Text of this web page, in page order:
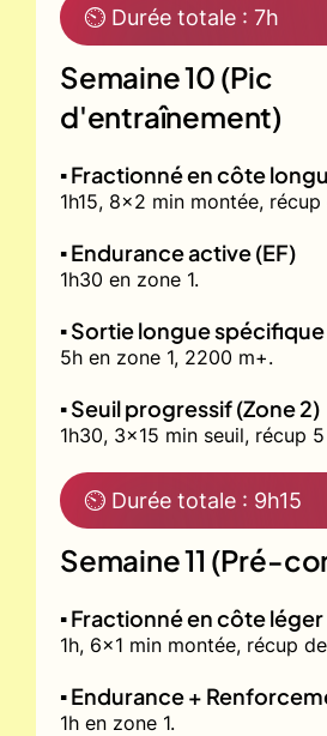
⏲ Durée totale : 7h
Semaine 10 (Pic
d'entraînement)
▪️ Fractionné en côte
1h15, 8x2 min montée, récup
▪️ Endurance active (EF)
1h30 en zone 1.
▪️ Sortie longue spécifique
5h en zone 1, 2200 m+.
▪️ Seuil progressif (Zone 2)
1h30, 3x15 min seuil, récup
⏲ Durée totale : 9h15
Semaine 11 (Pré-
▪️ Fractionné en côte
1h, 6x1 min montée, récup
▪️ Endurance +
1h en zone 1.